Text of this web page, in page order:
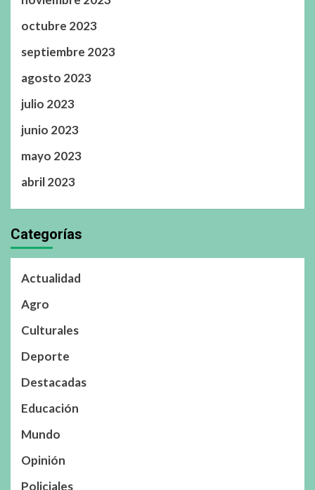
octubre 2023
septiembre 2023
agosto 2023
julio 2023
junio 2023
mayo 2023
abril 2023
Categorías
Actualidad
Agro
Culturales
Deporte
Destacadas
Educación
Mundo
Opinión
Policiales